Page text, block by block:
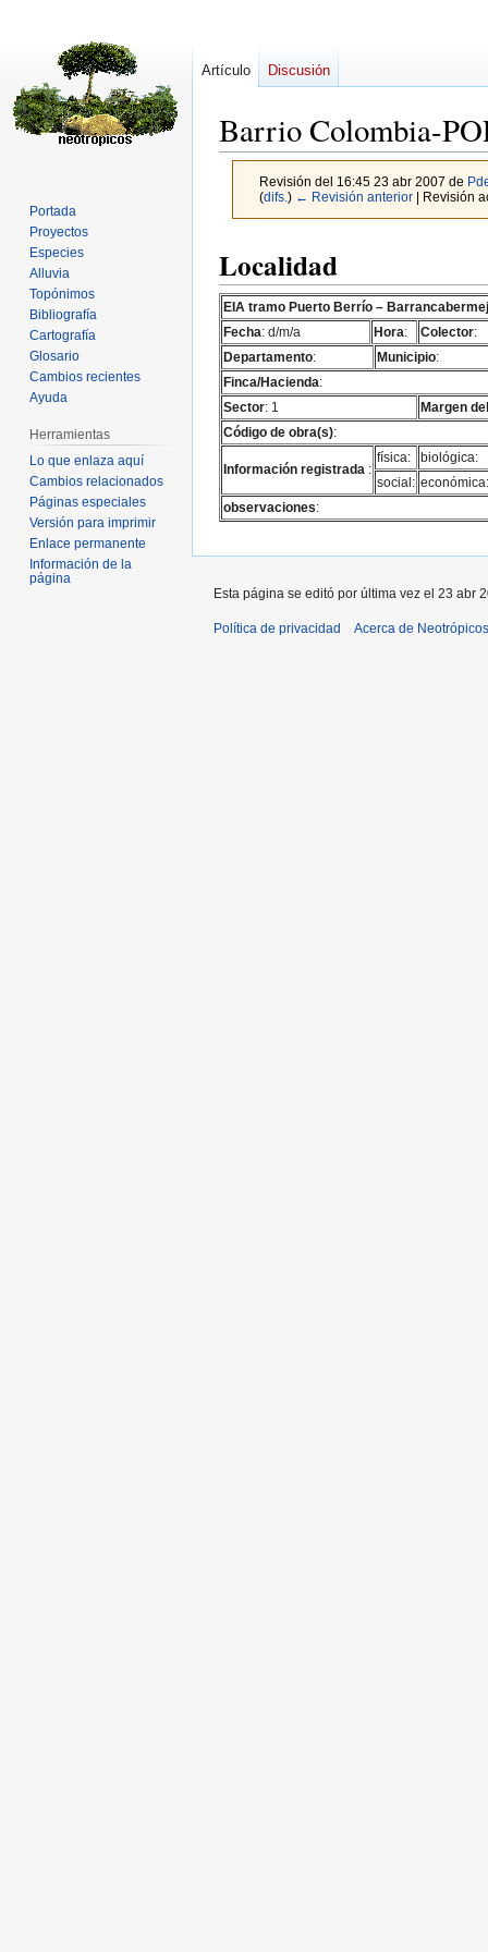
Barrio Colombia-
Revisión del 16:45 23 abr 2007 de
(difs. ) ← Revisión anterior| Revisión
a
la
navegación
a
la
búsqueda
Localidad
EIA tramo Puerto Berrío –
Fecha: d/m/a Hora: Colector:
Departamento: Municipio:
Finca/Hacienda:
Sector: 1
Margen
Código de obra(s):
Información registrada :
física:
biológica:
social: económica:
observaciones:
Artículo Discusión
Portada
Proyectos
Especies
Alluvia
Topónimos
Bibliografía
Cartografía
Glosario
Cambios recientes
Ayuda
Herramientas
Lo que enlaza aquí
Cambios relacionados
Páginas especiales
Versión para imprimir
Enlace permanente
Información de la
página
Esta página se editó por última vez el 23 abr
Política de privacidad Acerca de Neotrópicos